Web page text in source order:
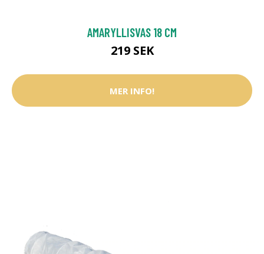
AMARYLLISVAS 18 CM
219 SEK
MER INFO!